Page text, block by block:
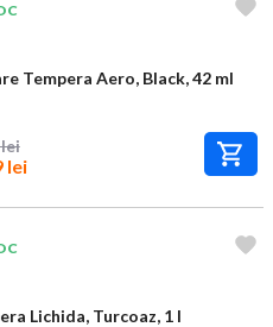
Tempera Aero, Black, 42 ml
lei
Lichida, Turcoaz, 1 l